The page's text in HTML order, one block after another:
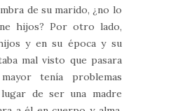
de su marido, ¿no lo
hijos? Por otro lado,
y en su época y su
mal visto que pasara
tenía problemas
de ser una madre